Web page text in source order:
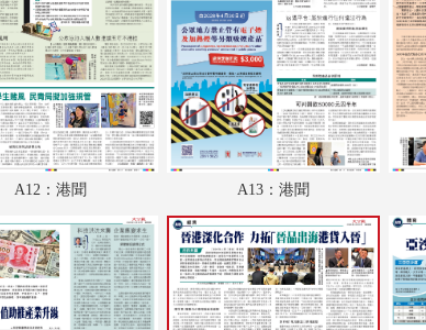
A22：國際
B1：副刊
B2：大公園
B3：小公園
A12：港聞 A13：港聞